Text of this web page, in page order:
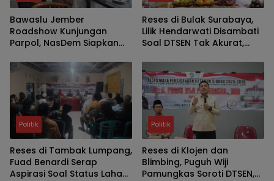
Bawaslu Jember
Roadshow Kunjungan
Parpol, NasDem Siapkan
Reses di Bulak Surabaya,
Lilik Hendarwati Disambati
Soal DTSEN Tak Akurat,
Legalitas UMKM
Politik
Reses di Tambak Lumpang,
Fuad Benardi Serap
Aspirasi Soal Status Lahan
Politik
Reses di Klojen dan
Blimbing, Puguh Wiji
Pamungkas Soroti DTSEN,